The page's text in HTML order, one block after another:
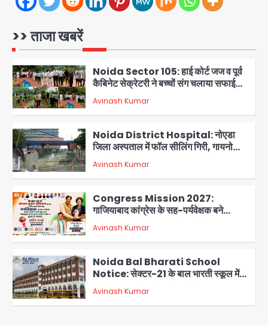
>> ताजा खबरें
1
Assam Floods: सलमान खान का
2
Noida Sector 105: हाई कोर्ट जज व पूर्व
कैबिनेट सेक्रेटरी ने बच्चों संग चलाया सफाई
अभियान, 160 किलो कूड़ा हटाया
Avinash Kumar
3
Noida District Hospital: नोएडा
जिला अस्पताल में फॉल सीलिंग गिरी, गायनो
OT गैलरी में बड़ा हादसा टला; मरीजों की सुरक्षा
पर उठे सवाल
Avinash Kumar
4
Congress Mission 2027:
गाजियाबाद कांग्रेस के सह-पर्यवेक्षक बने
सतेन्द्र शर्मा, गौतमबुद्धनगर नेताओं ने जताया
आभार
Avinash Kumar
5
Noida Bal Bharati School
Notice: सेक्टर-21 के बाल भारती स्कूल में
बिना खिड़की-वेंटिलेशन बेसमेंट में चल रही थी
8वीं की क्लास, NCPCR की शिकायत पर
भेजा नोटिस
Avinash Kumar